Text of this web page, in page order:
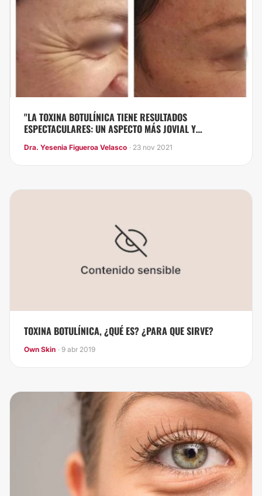
"LA TOXINA BOTULÍNICA TIENE RESULTADOS
ESPECTACULARES: UN ASPECTO MÁS JOVIAL Y
Dra. Yesenia Figueroa Velasco · 23 nov 2021
TOXINA BOTULÍNICA, ¿QUÉ ES? ¿PARA QUE SIRVE?
Own Skin · 9 abr 2019